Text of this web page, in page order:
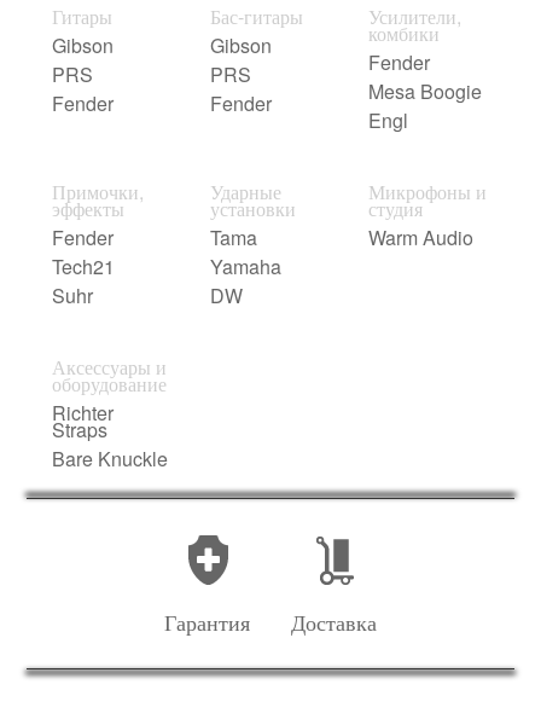
Гитары
Gibson
PRS
Fender
Бас-гитары
Gibson
PRS
Fender
Усилители,
комбики
Fender
Mesa Boogie
Engl
Примочки,
эффекты
Fender
Tech21
Suhr
Ударные
установки
Tama
Yamaha
DW
Микрофоны и
студия
Warm Audio
Аксессуары и
оборудование
Richter
Straps
Bare Knuckle
Гарантия Доставка